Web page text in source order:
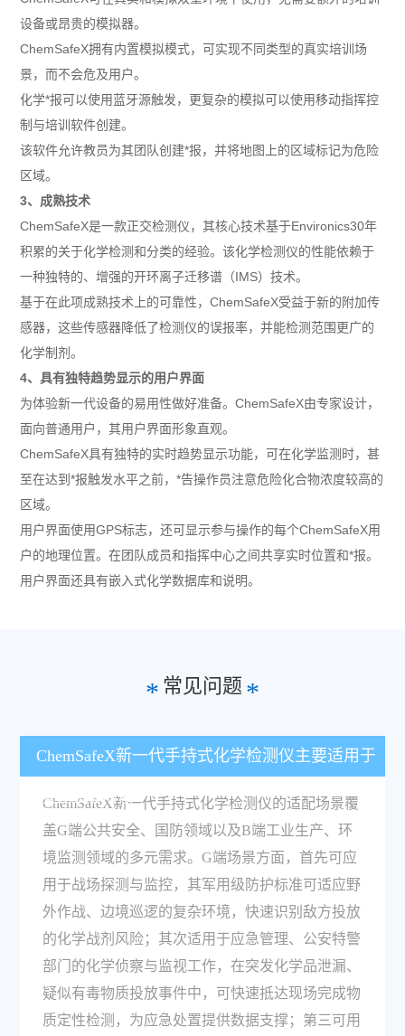
设备或昂贵的模拟器。
ChemSafeX拥有内置模拟模式，可实现不同类型的真实培训场
景，而不会危及用户。
化学*报可以使用蓝牙源触发，更复杂的模拟可以使用移动指挥控
制与培训软件创建。
该软件允许教员为其团队创建*报，并将地图上的区域标记为危险
区域。
3、 成熟技术
ChemSafeX是一款正交检测仪，其核心技术基于Environics30年
积累的关于化学检测和分类的经验。该化学检测仪的性能依赖于
一种独特的、增强的开环离子迁移谱（IMS）技术。
基于在此项成熟技术上的可靠性，ChemSafeX受益于新的附加传
感器，这些传感器降低了检测仪的误报率，并能检测范围更广的
化学制剂。
4、具有独特趋势显示的用户界面
为体验新一代设备的易用性做好准备。ChemSafeX由专家设计，
面向普通用户，其用户界面形象直观。
ChemSafeX具有独特的实时趋势显示功能，可在化学监测时，甚
至在达到*报触发水平之前，*告操作员注意危险化合物浓度较高的
区域。
用户界面使用GPS标志，还可显示参与操作的每个ChemSafeX用
户的地理位置。在团队成员和指挥中心之间共享实时位置和*报。
用户界面还具有嵌入式化学数据库和说明。
* 常见问题 *
ChemSafeX新一代手持式化学检测仪主要适用于
哪些应用场景？
ChemSafeX新一代手持式化学检测仪的适配场景覆
盖G端公共安全、国防领域以及B端工业生产、环
境监测领域的多元需求。G端场景方面，首先可应
用于战场探测与监控，其军用级防护标准可适应野
外作战、边境巡逻的复杂环境，快速识别敌方投放
的化学战剂风险；其次适用于应急管理、公安特警
部门的化学侦察与监视工作，在突发化学品泄漏、
疑似有毒物质投放事件中，可快速抵达现场完成物
质定性检测，为应急处置提供数据支撑；第三可用